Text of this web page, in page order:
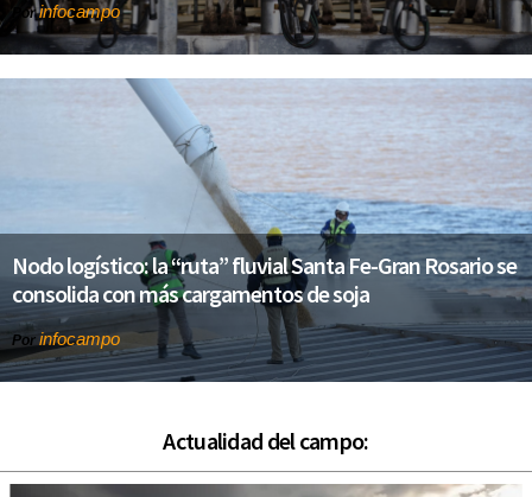
Porinfocampo
Nodo logístico: la “ruta” fluvial Santa Fe-Gran Rosario se
consolida con más cargamentos de soja
Por infocampo
Actualidad del campo: